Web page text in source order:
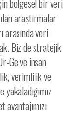
bölgesel bir veri
araştırmalar
veri
Biz de stratejik
Ge ve insan
verimlilik ve